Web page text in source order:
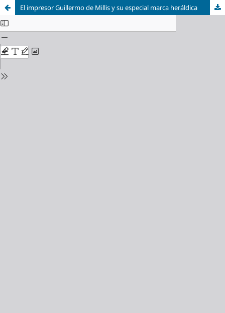
El impresor Guillermo de Millis y su especial marca heráldica